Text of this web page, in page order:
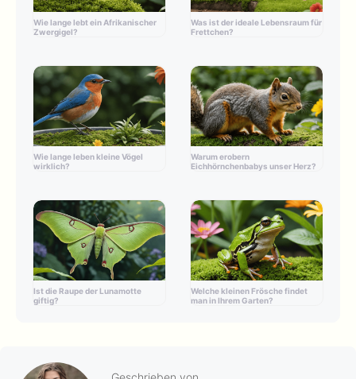
Wie lange lebt ein Afrikanischer
Zwergigel?
Was ist der ideale Lebensraum für
Frettchen?
Wie lange leben kleine Vögel
wirklich?
Warum erobern
Eichhörnchenbabys unser Herz?
Ist die Raupe der Lunamotte
giftig?
Welche kleinen Frösche findet
man in Ihrem Garten?